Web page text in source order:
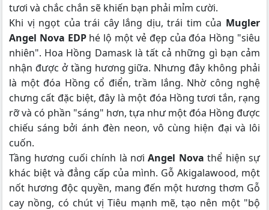
tươi và chắc chắn sẽ khiến bạn phải mỉm cười.
Khi vị ngọt của trái cây lắng dịu, trái tim của Mugler
Angel Nova EDPhé lộ một vẻ đẹp của đóa Hồng "siêu
nhiên". Hoa Hồng Damask là tất cả những gì bạn cảm
nhận được ở tầng hương giữa. Nhưng đây không phải
là một đóa Hồng cổ điển, trầm lắng. Nhờ công nghệ
chưng cất đặc biệt, đây là một đóa Hồng tươi tắn, rạng
rỡ và có phần "sáng" hơn, tựa như một đóa Hồng được
chiếu sáng bởi ánh đèn neon, vô cùng hiện đại và lôi
cuốn.
Tầng hương cuối chính là nơiAngel Nova thể hiện sự
khác biệt và đẳng cấp của mình. Gỗ Akigalawood, một
nốt hương độc quyền, mang đến một hương thơm Gỗ
cay nồng, có chút vị Tiêu mạnh mẽ, tạo nên một "bộ